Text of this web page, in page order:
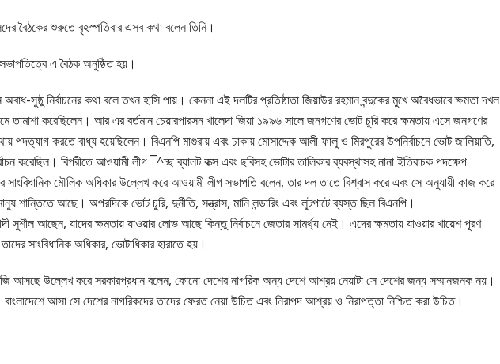
বৈঠকের শুরুতে বৃহস্পতিবার এসব কথা বলেন তিনি।
এ বৈঠক অনুষ্ঠিত হয়।
অবাধ-সুষ্ঠু নির্বাচনের কথা বলে তখন হাসি পায়। কেননা এই দলটির প্রতিষ্ঠাতা জিয়াউর রহমান বন্দুকের মুখে অবৈধভাবে ক্ষমতা দখল
তামাশা করেছিলেন। আর এর বর্তমান চেয়ারপারসন খালেদা জিয়া ১৯৯৬ সালে জনগণের ভোট চুরি করে ক্ষমতায় এসে জনগণের
পদত্যাগ করতে বাধ্য হয়েছিলেন। বিএনপি মাগুরায় এবং ঢাকায় মোসাদ্দেক আলী ফালু ও মিরপুরের উপনির্বাচনে ভোট জালিয়াতি,
করেছিল। বিপরীতে আওয়ামী লীগ ¯^চ্ছ ব্যালট বাক্স এবং ছবিসহ ভোটার তালিকার ব্যবস্থাসহ নানা ইতিবাচক পদক্ষেপ
সাংবিধানিক মৌলিক অধিকার উল্লেখ করে আওয়ামী লীগ সভাপতি বলেন, তার দল তাতে বিশ্বাস করে এবং সে অনুযায়ী কাজ করে
শান্তিতে আছে। অপরদিকে ভোট চুরি, দুর্নীতি, সন্ত্রাস, মানি লন্ডারিং এবং লুটপাটে ব্যস্ত ছিল বিএনপি।
সুশীল আছেন, যাদের ক্ষমতায় যাওয়ার লোভ আছে কিন্তু নির্বাচনে জেতার সামর্থ্য নেই। এদের ক্ষমতায় যাওয়ার খায়েশ পূরণ
সাংবিধানিক অধিকার, ভোটাধিকার হারাতে হয়।
আসছে উল্লেখ করে সরকারপ্রধান বলেন, কোনো দেশের নাগরিক অন্য দেশে আশ্রয় নেয়াটা সে দেশের জন্য সম্মানজনক নয়।
বাংলাদেশে আসা সে দেশের নাগরিকদের তাদের ফেরত নেয়া উচিত এবং নিরাপদ আশ্রয় ও নিরাপত্তা নিশ্চিত করা উচিত।